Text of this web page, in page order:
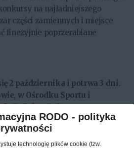
na najładniejszego
części zamiennych i miejsce
finezyjnie poprzerabiane
2 października i potrwa 3 dni.
w Ośrodku Sportu i
ul. Żywiecka-Boczna 2
RODO - polityka
technologię plików cookie (tzw.